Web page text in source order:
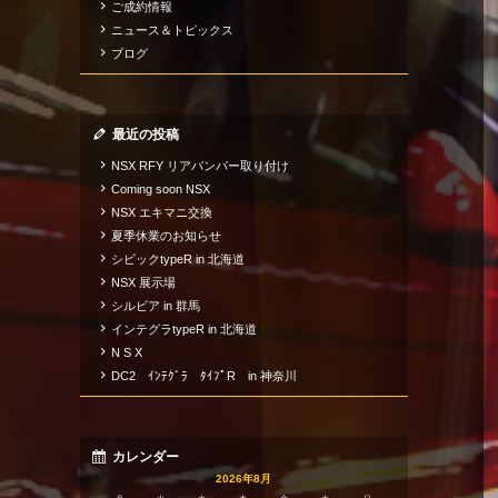
ご成約情報
ニュース＆トピックス
ブログ
最近の投稿
NSX RFY リアバンパー取り付け
Coming soon NSX
NSX エキマニ交換
夏季休業のお知らせ
シビックtypeR in 北海道
NSX 展示場
シルビア in 群馬
インテグラtypeR in 北海道
N S X
DC2 ｲﾝﾃｸﾞﾗ ﾀｲﾌﾟR in 神奈川
カレンダー
2026年8月